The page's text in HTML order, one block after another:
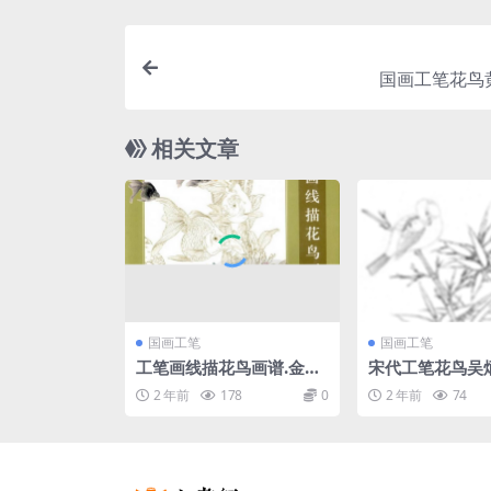
国画工笔花鸟
相关文章
国画工笔
工笔画线描花鸟画谱.金鱼
画册2 年前 178 0
国画工笔
宋代工笔花鸟吴
2 年前 74